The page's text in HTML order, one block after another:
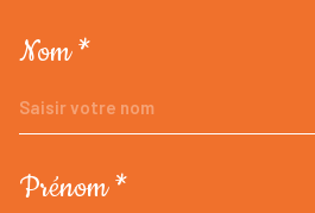
Nom *
Prénom *